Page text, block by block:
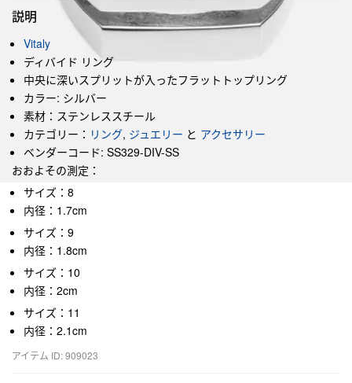
説明
Vitaly
ディバイド リング
中央に深いスプリットが入ったフラットトップリング
カラー: シルバー
素材：ステンレススチール
カテゴリー： リング, ジュエリー と アクセサリー
ベンダーコード: SS329-DIV-SS
おおよその測定：
サイズ：8
内径：1.7cm
サイズ：9
内径：1.8cm
サイズ：10
内径：2cm
サイズ：11
内径：2.1cm
アイテム ID: 909023